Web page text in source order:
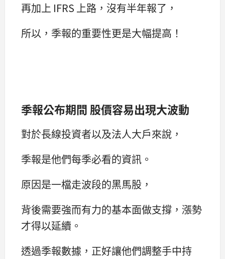
再加上 IFRS 上路，沒有半年報了，
所以，季報的重要性更是大幅提高！
季報公布期間 股價容易出現大波動
對於長線投資者以及法人大戶來說，
季報是他們每季必看的資訊。
原因是一檔走波段的黑馬股，
背後需要強而有力的基本面做支撐，漲勢
才得以延續。
透過季報數據，正好讓他們調整手中持